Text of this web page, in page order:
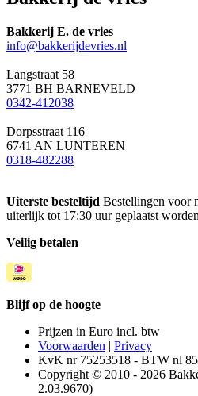
Bakkerij E. de vries
info@bakkerijdevries.nl
Langstraat 58
3771 BH BARNEVELD
0342-412038
Dorpsstraat 116
6741 AN LUNTEREN
0318-482288
Uiterste besteltijd Bestellingen voor
uiterlijk tot 17:30 uur geplaatst
Veilig betalen
Blijf op de hoogte
Prijzen in Euro incl. btw
Voorwaarden | Privacy
KvK nr 75253518 - BTW nl
Copyright © 2010 - 2026
2.03.9670)